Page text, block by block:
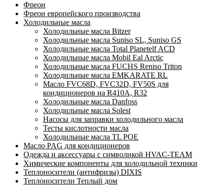
Фреон
Фреон европейского производства
Холодильные масла
Холодильные масла Bitzer
Холодильные масла Suniso SL, Suniso GS
Холодильные масла Total Planetelf ACD
Холодильные масла Mobil Eal Arctic
Холодильные масла FUCHS Reniso Triton
Холодильные масла EMKARATE RL
Масло FVC68D, FVC32D, FV50S для
кондиционеров на R410A, R32
Холодильные масла Danfoss
Холодильные масла Solest
Насосы для заправки холодильного масла
Тесты кислотности масла
Холодильные масла TL POE
Масло PAG для кондиционеров
Одежда и аксессуары с символикой HVAC-TEAM
Химические компоненты для холодильной техники
Теплоносители (антифризы) DIXIS
Теплоносители Теплый дом